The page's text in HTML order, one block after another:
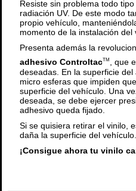
Resiste sin problema todo
radiación UV. De este modo
propio vehículo,
momento de la instalación del
Presenta además la
adhesivo ControltacTM
, que
deseadas. En la superficie
micro esferas que impiden
superficie del vehículo. Una
deseada, se debe ejercer
adhesivo queda fijado.
Si se quisiera retirar el vinilo,
daña la superficie del vehículo.
¡Consigue ahora tu vinilo